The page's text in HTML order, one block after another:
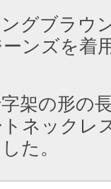
グブラウ
ンズを着
架の形の
ネックレ
た。